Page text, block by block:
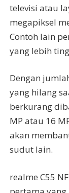
televisi atau
megapiksel
Contoh lain
yang lebih
Dengan
yang hilang
berkurang
MP atau 16
akan
sudut lain.
realme C55